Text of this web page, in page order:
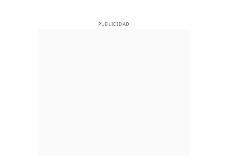
PUBLICIDAD